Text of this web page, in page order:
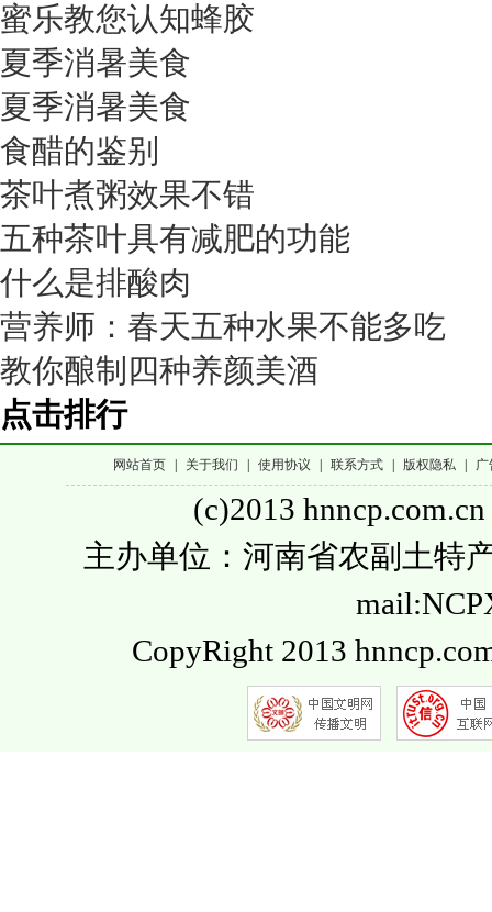
蜜乐教您认知蜂胶
夏季消暑美食
夏季消暑美食
食醋的鉴别
茶叶煮粥效果不错
五种茶叶具有减肥的功能
什么是排酸肉
营养师：春天五种水果不能多吃
教你酿制四种养颜美酒
点击排行
网站首页 关于我们 使用协议 联系方式 版权隐私 广
(c)2013
主办单位：河南省农副土特
CopyRight 2013